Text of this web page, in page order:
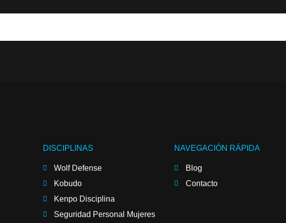
DISCIPLINAS
Wolf Defense
Kobudo
Kenpo Disciplina
Seguridad Personal Mujeres
NAVEGACIÓN RÁPIDA
Blog
Contacto